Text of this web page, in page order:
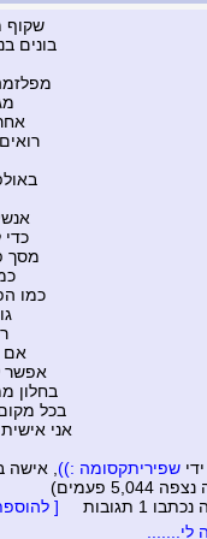
שקוף
בונים
כדי
מסך
כמו
אם
אפשר
בחלון
בכל
אני
שפיריתקסומה :)) , אישה בת 76 מחולון,
פעמים)
1 תגובות
[
לי.......